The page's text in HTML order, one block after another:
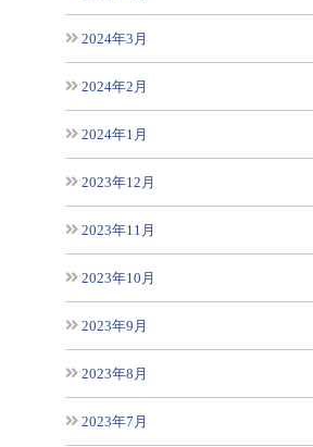
2024年3月
2024年2月
2024年1月
2023年12月
2023年11月
2023年10月
2023年9月
2023年8月
2023年7月